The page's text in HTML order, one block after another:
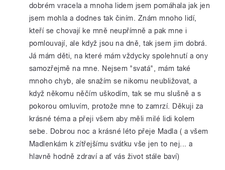
dobrém vracela a mnoha lidem jsem pomáhala jak jen
jsem mohla a dodnes tak činím. Znám mnoho lidí,
kteří se chovají ke mně neupřímně a pak mne i
pomlouvají, ale když jsou na dně, tak jsem jim dobrá.
Já mám děti, na které mám vždycky spolehnutí a ony
samozřejmě na mne. Nejsem "svatá", mám také
mnoho chyb, ale snažím se nikomu neubližovat, a
když někomu něčím uškodím, tak se mu slušně a s
pokorou omluvím, protože mne to zamrzí. Děkuji za
krásné téma a přeji všem aby měli milé lidi kolem
sebe. Dobrou noc a krásné léto přeje Madla ( a všem
Madlenkám k zítřejšímu svátku vše jen to nej... a
hlavně hodně zdraví a ať vás život stále baví)